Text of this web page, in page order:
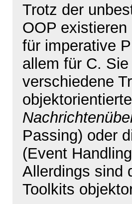
Trotz der
OOP
für imperative
allem für C.
verschiedene
Passing) oder
(Event
Allerdings sind
Toolkits